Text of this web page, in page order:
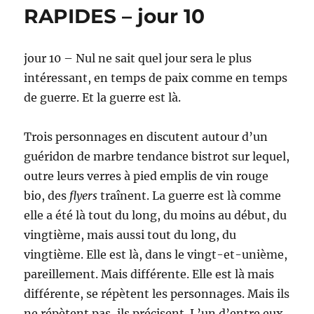
RAPIDES
RAPIDES – jour 10
jour 10 – Nul ne sait quel jour sera le plus
intéressant, en temps de paix comme en temps
de guerre. Et la guerre est là.
Trois personnages en discutent autour d’un
guéridon de marbre tendance bistrot sur lequel,
outre leurs verres à pied emplis de vin rouge
bio, des flyers traînent. La guerre est là comme
elle a été là tout du long, du moins au début, du
vingtième, mais aussi tout du long, du
vingtième. Elle est là, dans le vingt-et-unième,
pareillement. Mais différente. Elle est là mais
différente, se répètent les personnages. Mais ils